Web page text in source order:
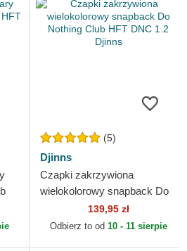
(5)
Djinns
Czapki zakrzywiona
wielokolorowy snapback Do
Nothing Club HFT DNC 1.2
Djinns
139,95 zł
Odbierz to od 10 - 11 sierpie